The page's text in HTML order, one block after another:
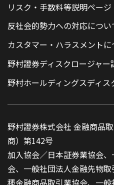
リスク・手数料等説明ページ
反社会的勢力への対応につい
カスタマー・ハラスメントに
野村證券ディスクロージャー
野村ホールディングスディス
野村證券株式会社 金融商品
商）第142号
加入協会／日本証券業協会
会、一般社団法人金融先物